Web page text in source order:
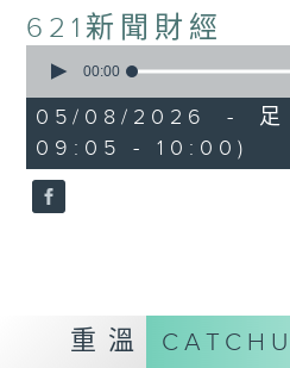
621新聞財經
seconds
54
minutes,
59
seconds
00:00
05/08/2026 -
09:05 - 10:00)
重溫